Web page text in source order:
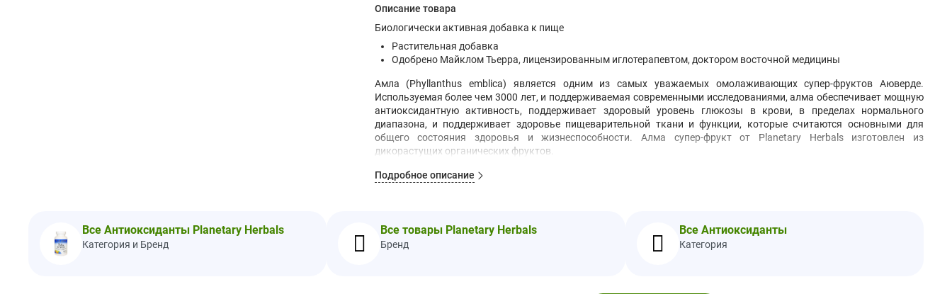
Описание товара
Биологически активная добавка к пище
Растительная добавка
Одобрено Майклом Тьерра, лицензированным иглотерапевтом, доктором восточной медицины
Амла (Phyllanthus emblica) является одним из самых уважаемых омолаживающих супер-фруктов Аюверде.
Используемая более чем 3000 лет, и поддерживаемая современными исследованиями, алма обеспечивает мощную
антиоксидантную активность, поддерживает здоровый уровень глюкозы в крови, в пределах нормального
диапазона, и поддерживает здоровье пищеварительной ткани и функции, которые считаются основными для
общего состояния здоровья и жизнеспособности. Алма супер-фрукт от Planetary Herbals изготовлен из
дикорастущих органических фруктов.
Двухосновный фосфат кальция, сорбит, модифицированная целлюлозная камедь, стеариновая кислота, стеарат
магния и диоксид кремния.
Предупреждения
Подробное описание
Все Антиоксиданты Planetary Herbals
Категория и Бренд
Все товары Planetary Herbals
Бренд
Все Антиоксиданты
Категория